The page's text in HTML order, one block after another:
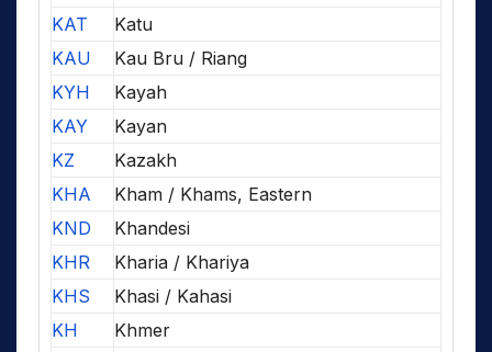
KAT
Katu
KAU
Kau Bru / Riang
KYH
Kayah
KAY
Kayan
KZ
Kazakh
KHA
Kham / Khams, Eastern
KND
Khandesi
KHR
Kharia / Khariya
KHS
Khasi / Kahasi
KH
Khmer